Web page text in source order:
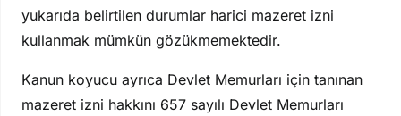
yukarıda belirtilen durumlar harici mazeret izni
kullanmak mümkün gözükmemektedir.
Kanun koyucu ayrıca Devlet Memurları için tanınan
mazeret izni hakkını 657 sayılı Devlet Memurları